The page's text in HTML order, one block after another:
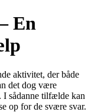
En
aktivitet, der både
det dog være
I sådanne tilfælde kan
op for de svære svar.